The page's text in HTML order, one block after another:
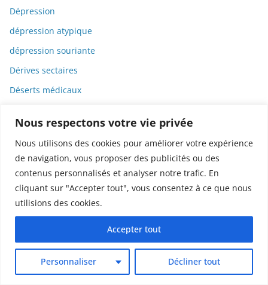
Nous respectons votre vie privée
Nous utilisons des cookies pour améliorer votre expérience
de navigation, vous proposer des publicités ou des
contenus personnalisés et analyser notre trafic. En
cliquant sur "Accepter tout", vous consentez à ce que nous
utilisions des cookies.
Personnaliser Décliner tout
Accepter tout
Dépression
dépression atypique
dépression souriante
Dérives sectaires
Déserts médicaux
Dessin
Dessins animés
Déterminisme
Detox
Dette
Deux-roues
DGCCRF